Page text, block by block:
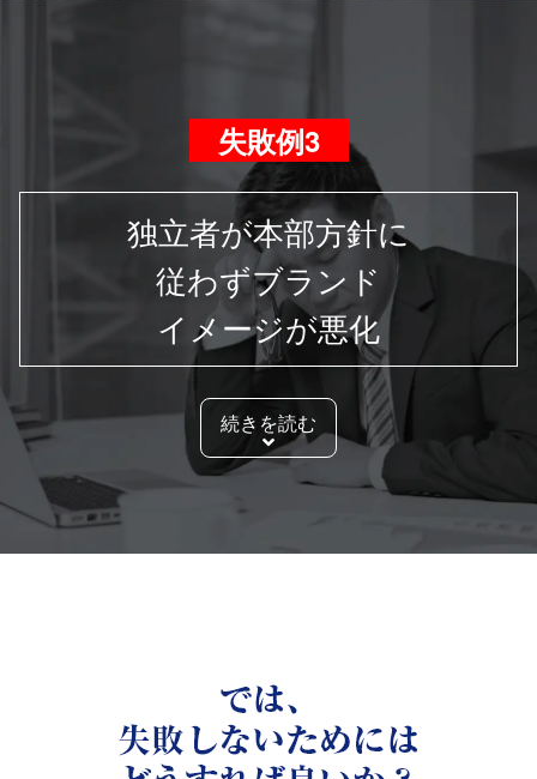
失敗例3
独立者が本部方針に
従わずブランド
イメージが悪化
続きを読む